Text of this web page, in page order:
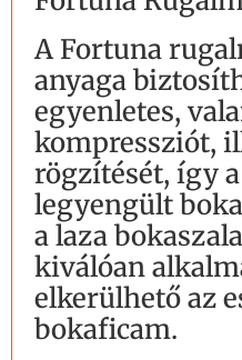
A Fortuna
anyaga
egyenletes,
kompressziót,
rögzítését, így
legyengült
a laza
kiválóan
elkerülhető az
bokaficam.